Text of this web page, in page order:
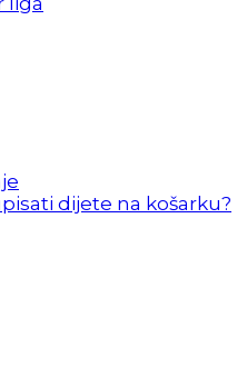
dijete na košarku?